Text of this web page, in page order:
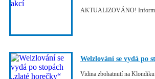
AKTUALIZOVÁNO!
Welzlování se vydá po
Vidina zbohatnutí na Klondiku